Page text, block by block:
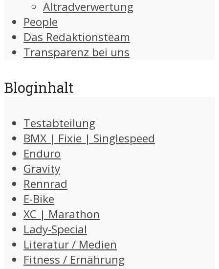
Altradverwertung
People
Das Redaktionsteam
Transparenz bei uns
Bloginhalt
Testabteilung
BMX | Fixie | Singlespeed
Enduro
Gravity
Rennrad
E-Bike
XC | Marathon
Lady-Special
Literatur / Medien
Fitness / Ernährung